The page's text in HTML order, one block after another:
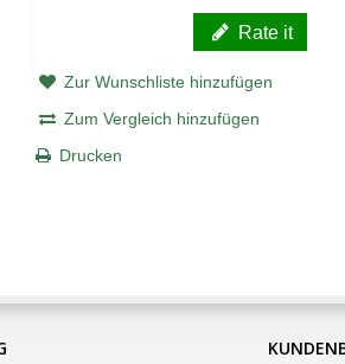
Rate it
Zur Wunschliste hinzufügen
Zum Vergleich hinzufügen
Drucken